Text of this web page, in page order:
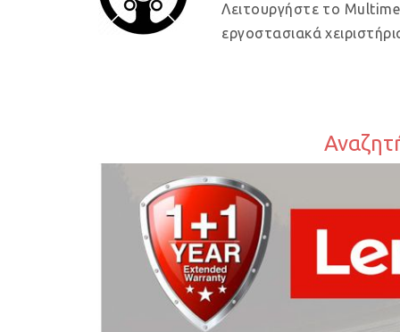
Λειτουργήστε το
εργοστασιακά